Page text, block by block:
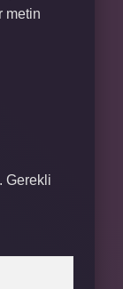
metin
Gerekli